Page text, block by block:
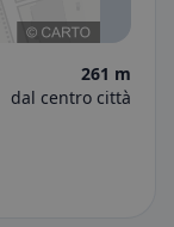
261 m
dal centro città